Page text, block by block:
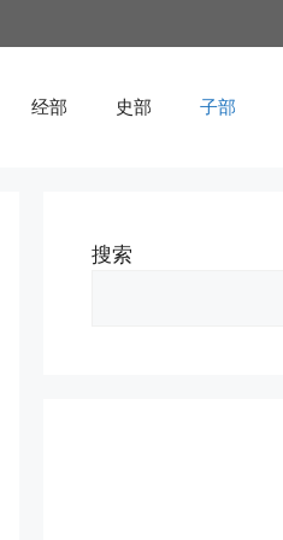
经部 史部 子部
搜索